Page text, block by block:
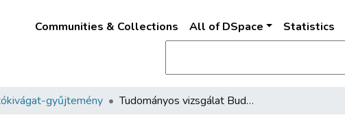
Communities & Collections All of DSpace Statistics
gyűjtemény Tudományos vizsgálat Budapest közlekedéséről